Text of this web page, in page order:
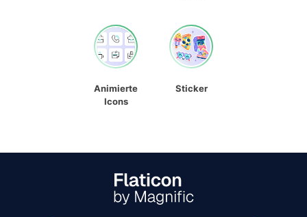
Animierte
Icons
Sticker